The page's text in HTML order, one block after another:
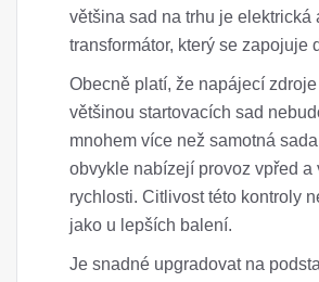
většina sad na trhu je elektrická
transformátor, který se zapojuje
Obecně platí, že napájecí
většinou startovacích sad
mnohem více než samotná
obvykle nabízejí provoz vpřed a
rychlosti. Citlivost této kontroly
jako u lepších balení.
Je snadné upgradovat na